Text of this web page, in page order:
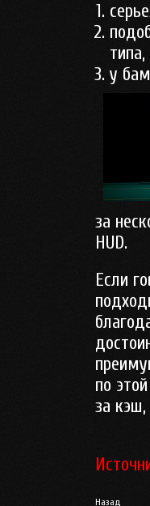
у
за
HUD.
Если
по
за
Назад